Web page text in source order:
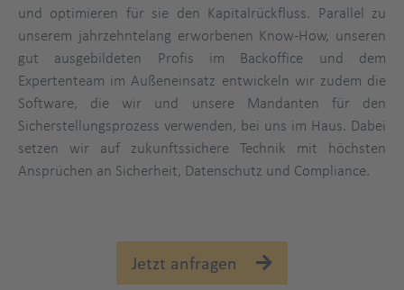
und optimieren für sie den Kapitalrückfluss. Parallel zu
unserem jahrzehntelang erworbenen Know-How, unseren
gut ausgebildeten Profis im Backoffice und dem
Expertenteam im Außeneinsatz entwickeln wir zudem die
Software, die wir und unsere Mandanten für den
Sicherstellungsprozess verwenden, bei uns im Haus. Dabei
setzen wir auf zukunftssichere Technik mit höchsten
Ansprüchen an Sicherheit, Datenschutz und Compliance.
Jetzt anfragen